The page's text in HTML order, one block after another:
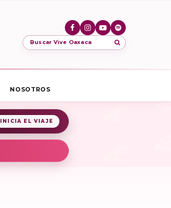
Buscar Vive Oaxaca
NOSOTROS
INICIA EL VIAJE